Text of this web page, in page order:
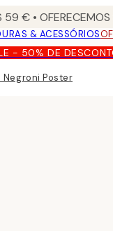
€ •
& ACESSÓRIOS
- 50% DE
Poster